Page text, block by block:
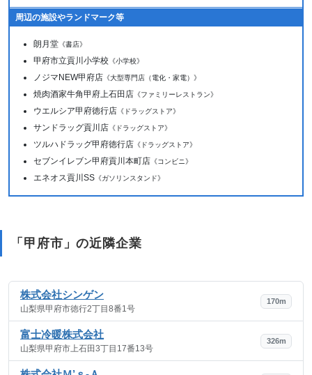
周辺の施設やランドマーク等
朗月堂 《書店》
甲府市立貢川小学校 《小学校》
ノジマNEW甲府店 《大型専門店（電化・家電）》
焼肉酒家牛角甲府上石田店 《ファミリーレストラン》
ウエルシア甲府徳行店 《ドラッグストア》
サンドラッグ貢川店 《ドラッグストア》
ツルハドラッグ甲府徳行店 《ドラッグストア》
セブンイレブン甲府貢川本町店 《コンビニ》
エネオス貢川SS 《ガソリンスタンド》
「甲府市」の近隣企業
株式会社シンゲン
山梨県甲府市徳行2丁目8番1号
170m
富士冷暖株式会社
山梨県甲府市上石田3丁目17番13号
326m